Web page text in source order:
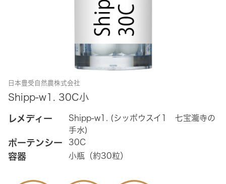
日本豊受自然農株式会社
Shipp-w1. 30C小
レメディー
Shipp-w1. (シッポウスイ1 七宝瀧寺の
手水)
ポーテンシー 30C
容器 小瓶（約30粒）